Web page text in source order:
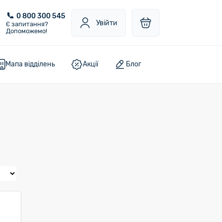
0 800 300 545
Є запитання?
Допоможемо!
Увійти
Мапа відділень Акції Блог